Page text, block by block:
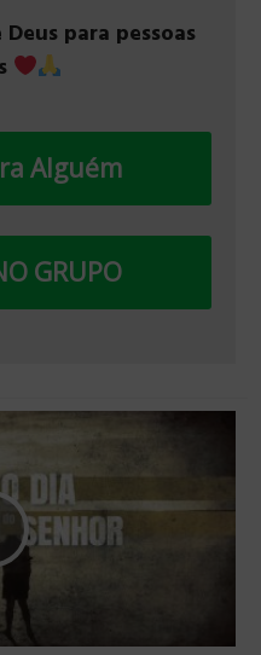
para pessoas
Alguém
GRUPO